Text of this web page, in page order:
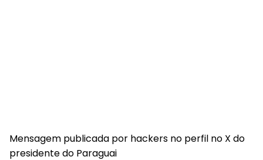
Mensagem publicada por hackers no perfil no X do
presidente do Paraguai